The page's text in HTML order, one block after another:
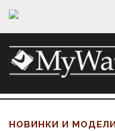
НОВИНКИ И МОДЕЛИ